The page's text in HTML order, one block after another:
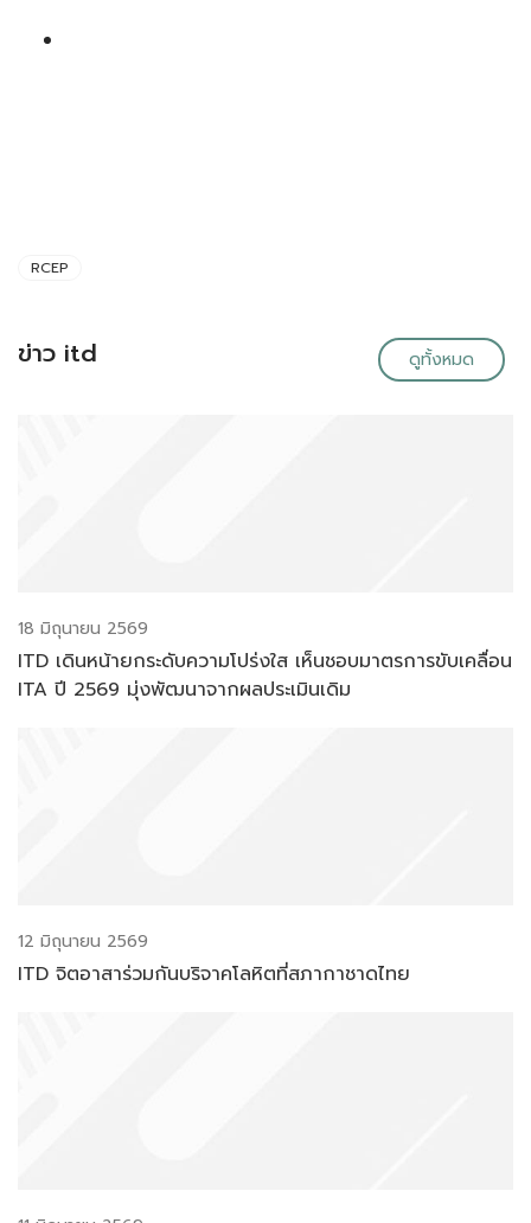
RCEP
ข่าว itd ดูทั้งหมด
18 มิถุนายน 2569
ITD เดินหน้ายกระดับความโปร่งใส เห็นชอบมาตรการขับเคลื่อน
ITA ปี 2569 มุ่งพัฒนาจากผลประเมินเดิม
12 มิถุนายน 2569
ITD จิตอาสาร่วมกันบริจาคโลหิตที่สภากาชาดไทย